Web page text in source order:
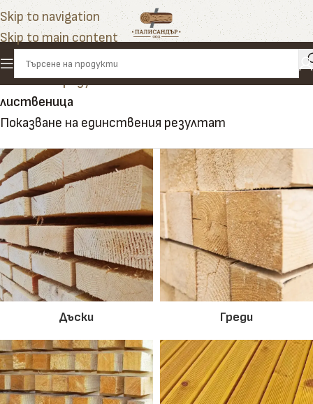
Skip to navigation
Skip to main content
Начало»Продукти»външна настилка от
лиственица
Показване на единствения резултат
Дъски Греди